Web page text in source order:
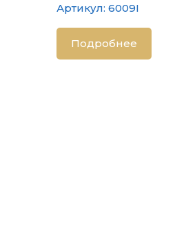
Артикул: 6009I
Подробнее